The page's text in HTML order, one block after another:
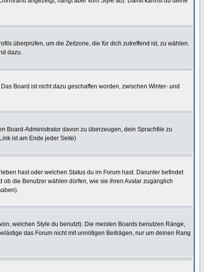
überprüfen, um die Zeitzone, die für dich zutreffend ist, zu wählen.
dazu.
Board ist nicht dazu geschaffen worden, zwischen Winter- und
Board-Administrator davon zu überzeugen, dein Sprachfile zu
ist am Ende jeder Seite)
hast oder welchen Status du im Forum hast. Darunter befindet
die Benutzer wählen dürfen, wie sie ihren Avatar zugänglich
welchen Style du benutzt). Die meisten Boards benutzen Ränge,
das Forum nicht mit unnötigen Beiträgen, nur um deinen Rang